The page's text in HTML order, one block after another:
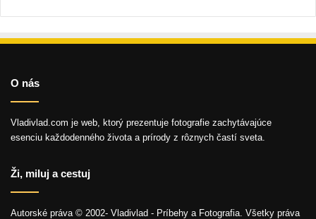
O nás
Vladivlad.com je web, ktorý prezentuje fotografie zachytávajúce
esenciu každodenného života a prírody z rôznych častí sveta.
Ži, miluj a cestuj
Autorské práva © 2002- Vladivlad - Príbehy a Fotografia. Všetky práva